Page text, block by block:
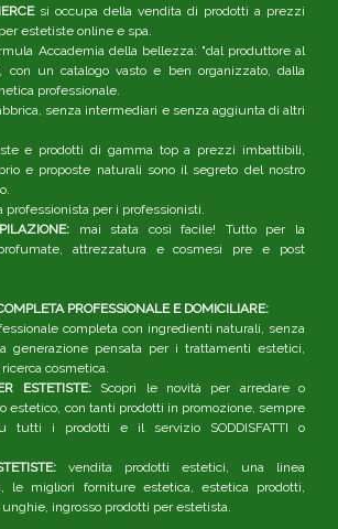
si occupa della vendita di prodotti a prezzi
estetiste online e spa.
Accademia della bellezza: "dal produttore al
con un catalogo vasto e ben organizzato, dalla
professionale.
senza intermediari e senza aggiunta di altri
e prodotti di gamma top a prezzi imbattibili,
e proposte naturali sono il segreto del nostro
per i professionisti.
mai stata così facile! Tutto per la
attrezzatura e cosmesi pre e post
PROFESSIONALE E DOMICILIARE:
completa con ingredienti naturali, senza
generazione pensata per i trattamenti estetici,
cosmetica.
ESTETISTE:Scopri le novità per arredare o
estetico, con tanti prodotti in promozione, sempre
tutti i prodotti e il servizio SODDISFATTI o
vendita prodotti estetici, una linea
le migliori forniture estetica, estetica prodotti,
ingrosso prodotti per estetista.